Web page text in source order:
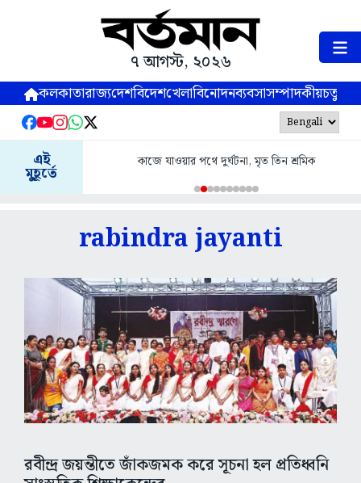
৭ আগস্ট, ২০২৬
কলকাতারাজ্যদেশবিদেশখেলাবিনোদনব্যবসাসম্পাদকীয়
এই
মুহূর্তে
কাজে যাওয়ার পথে দুর্ঘটনা, মৃত তিন শ্রমিক
rabindra jayanti
রবীন্দ্র জয়ন্তীতে জাঁকজমক করে সূচনা হল প্রতিধ্বনি